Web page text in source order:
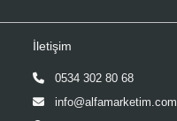
İletişim
0534 302 80 68
info@alfamarketim.com